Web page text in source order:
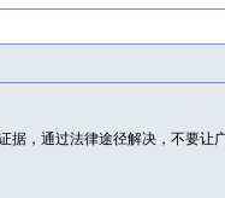
据，通过法律途径解决，不要让